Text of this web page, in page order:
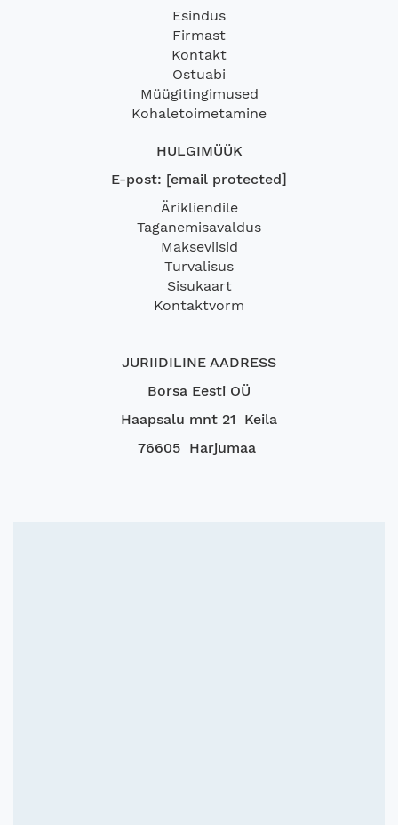
Esindus
Firmast
Kontakt
Ostuabi
Müügitingimused
Kohaletoimetamine
HULGIMÜÜK
E-post: [email protected]
Ärikliendile
Taganemisavaldus
Makseviisid
Turvalisus
Sisukaart
Kontaktvorm
JURIIDILINE AADRESS
Borsa Eesti OÜ
Haapsalu mnt 21 Keila
76605 Harjumaa